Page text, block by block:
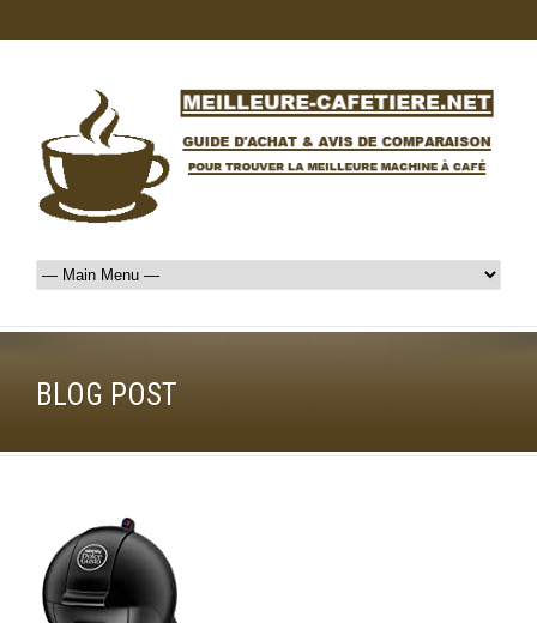
BLOG POST